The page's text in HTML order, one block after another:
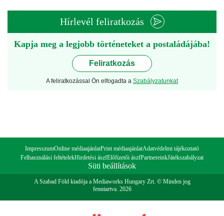
Hírlevél feliratkozás
Kapja meg a legjobb történeteket a postaládájába!
Feliratkozás
A feliratkozással Ön elfogadta a Szabályzatunkat
ImpresszumOnline médiaajánlatPrint médiaajánlatAdatvédelmi tájékoztató
Felhasználási feltételekHirdetési ászfElőfizetői ászfPartnereinkJátékszabályzat
Süti beállítások
A Szabad Föld kiadója a Mediaworks Hungary Zrt. © Minden jog
fenntartva. 2026